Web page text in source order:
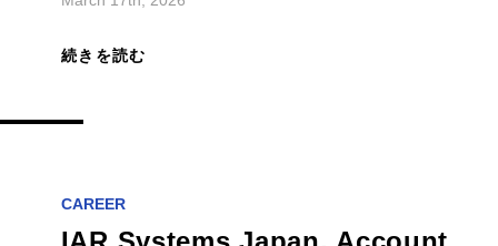
続きを読む
IAR Systems Japan, Account
Executive